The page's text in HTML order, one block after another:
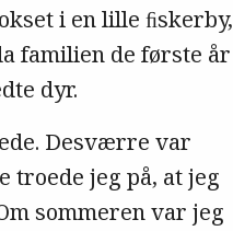
i en lille ﬁskerby,
familien de første år
dyr.
Desværre var
troede jeg på, at jeg
sommeren var jeg